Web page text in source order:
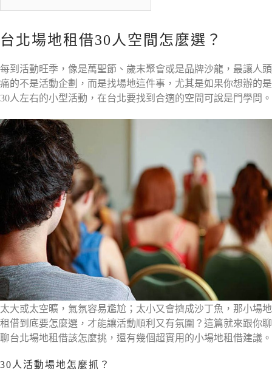
台北場地租借30人空間怎麼選？
每到活動旺季，像是萬聖節、歲末聚會或是品牌沙龍，最讓人頭
痛的不是活動企劃，而是找場地這件事，尤其是如果你想辦的是
30人左右的小型活動，在台北要找到合適的空間可說是門學問。
太大或太空曠，氣氛容易尷尬；太小又會擠成沙丁魚，那小場地
租借到底要怎麼選，才能讓活動順利又有氛圍？這篇就來跟你聊
聊台北場地租借該怎麼挑，還有幾個超實用的小場地租借建議。
30人活動場地怎麼抓？